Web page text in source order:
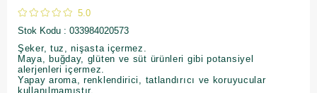
5.0
Stok Kodu
033984020573
Şeker, tuz, nişasta içermez.
Maya, buğday, glüten ve süt ürünleri gibi potansiyel
alerjenleri içermez.
Yapay aroma, renklendirici, tatlandırıcı ve koruyucular
kullanılmamıştır.